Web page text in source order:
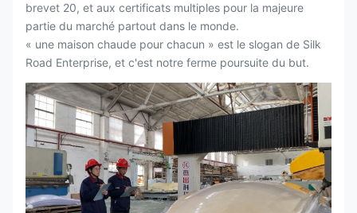
brevet 20, et aux certificats multiples pour la majeure
partie du marché partout dans le monde.
« une maison chaude pour chacun » est le slogan de Silk
Road Enterprise, et c'est notre ferme poursuite du but.